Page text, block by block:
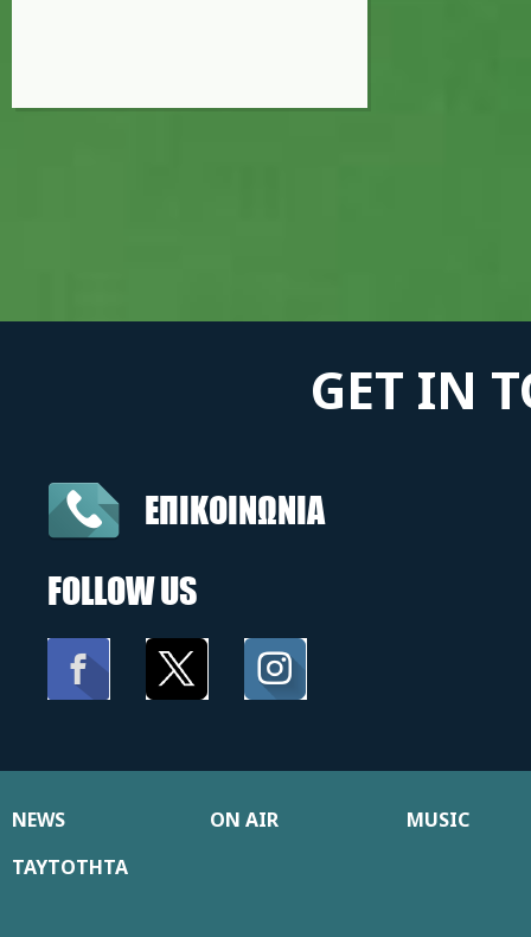
GET IN
ΕΠΙΚΟΙΝΩΝΙΑ
FOLLOW US
NEWS ON AIR
MUSIC
ΤΑΥΤΟΤΗΤΑ